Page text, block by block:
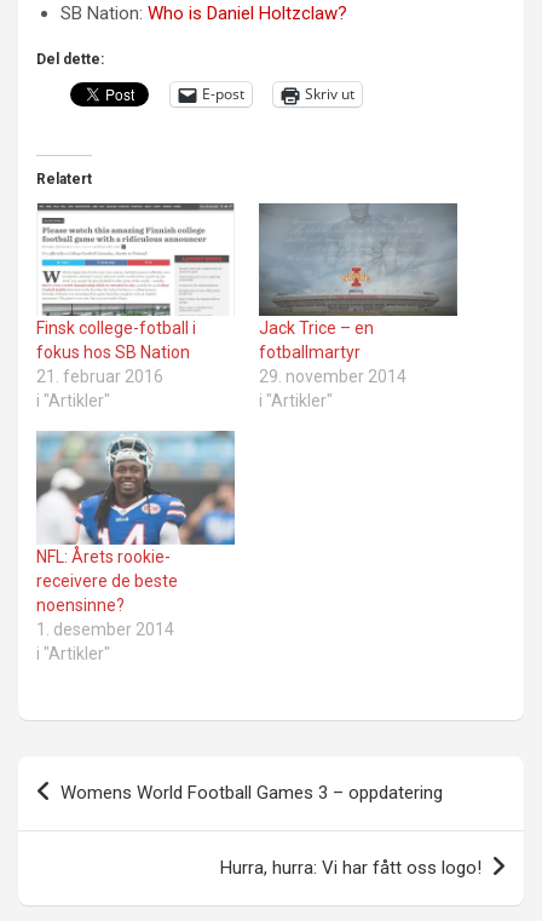
SB Nation: Who is Daniel Holtzclaw?
Del dette:
E-post Skriv ut
Relatert
Finsk college-fotball i
fokus hos SB Nation
21. februar 2016
i "Artikler"
Jack Trice – en
fotballmartyr
29. november 2014
i "Artikler"
NFL: Årets rookie-
receivere de beste
noensinne?
1. desember 2014
i "Artikler"
Innleggsnavigasjon
Womens World Football Games 3 – oppdatering
Hurra, hurra: Vi har fått oss logo!